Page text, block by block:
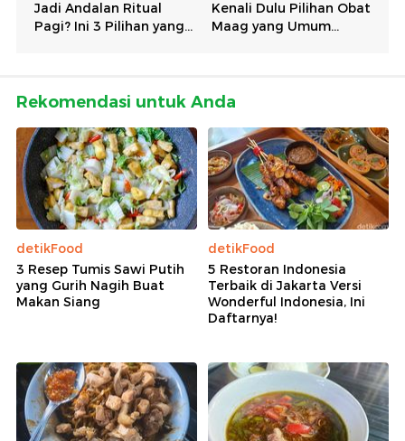
Rekomendasi untuk Anda
detikFood
3 Resep Tumis Sawi Putih
yang Gurih Nagih Buat
Makan Siang
detikFood
5 Restoran Indonesia
Terbaik di Jakarta Versi
Wonderful Indonesia, Ini
Daftarnya!